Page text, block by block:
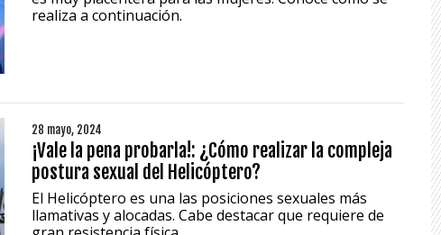
realiza a continuación.
28 mayo, 2024
¡Vale la pena probarla!: ¿Cómo realizar la compleja
postura sexual del Helicóptero?
El Helicóptero es una las posiciones sexuales más
llamativas y alocadas. Cabe destacar que requiere de